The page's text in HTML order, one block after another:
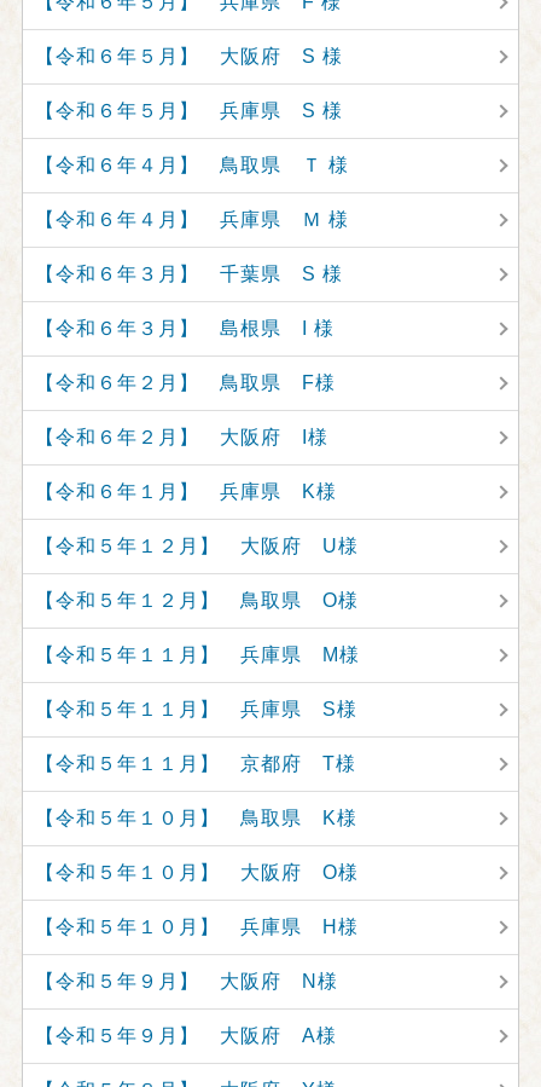
【令和６年５月】 大阪府 S 様
【令和６年５月】 兵庫県 S 様
【令和６年４月】 鳥取県 Ｔ 様
【令和６年４月】 兵庫県 Ｍ 様
【令和６年３月】 千葉県 S 様
【令和６年３月】 島根県 I 様
【令和６年２月】 鳥取県 F様
【令和６年２月】 大阪府 I様
【令和６年１月】 兵庫県 K様
【令和５年１２月】 大阪府 U様
【令和５年１２月】 鳥取県 O様
【令和５年１１月】 兵庫県 M様
【令和５年１１月】 兵庫県 S様
【令和５年１１月】 京都府 T様
【令和５年１０月】 鳥取県 K様
【令和５年１０月】 大阪府 O様
【令和５年１０月】 兵庫県 H様
【令和５年９月】 大阪府 N様
【令和５年９月】 大阪府 A様